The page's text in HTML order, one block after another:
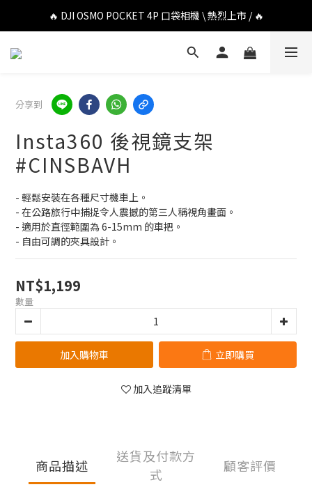
🔥 DJI OSMO POCKET 4P 口袋相機 \ 熱烈上市 / 🔥
🔥 DJI OSMO POCKET 4P 口袋相機 \ 熱烈上市 / 🔥
🔥 Insta360 Luna Ultra 雲台相機 \ 熱烈上市 / 🔥
🔥 DJI OSMO POCKET 4P 口袋相機 \ 熱烈上市 / 🔥
分享到
Insta360 後視鏡支架
#CINSBAVH
- 輕鬆安裝在各種尺寸機車上。
- 在公路旅行中捕捉令人震撼的第三人稱視角畫面。
- 適用於直徑範圍為 6-15mm 的車把。
- 自由可調的夾具設計。
NT$1,199
數量
加入購物車 立即購買
加入追蹤清單
商品描述
送貨及付款方
式
顧客評價